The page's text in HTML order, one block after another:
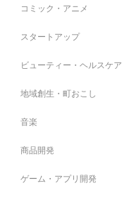
コミック・アニメ
スタートアップ
ビューティー・ヘルスケア
地域創生・町おこし
音楽
商品開発
ゲーム・アプリ開発